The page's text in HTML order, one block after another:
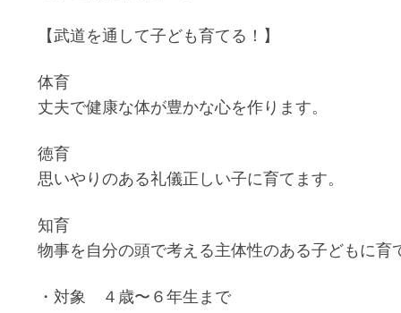
【武道を通して子ども育てる！】
体育
丈夫で健康な体が豊かな心を作ります。
徳育
思いやりのある礼儀正しい子に育てます。
知育
物事を自分の頭で考える主体性のある子どもに育
・対象 ４歳〜６年生まで